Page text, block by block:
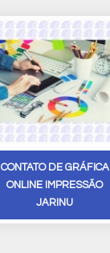
CONTATO DE GRÁFICA
ONLINE IMPRESSÃO
JARINU